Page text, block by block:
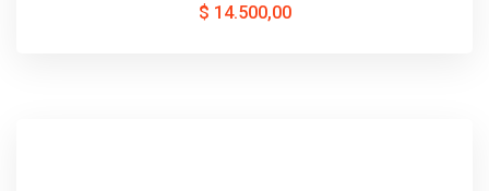
$ 14.500,00